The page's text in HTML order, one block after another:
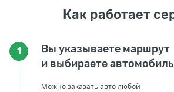
Как работает
1
Вы указываете маршрут
и выбираете автомобиль
Можно заказать авто любой